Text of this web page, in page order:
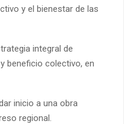
y el bienestar de las
integral de
beneficio colectivo, en
inicio a una obra
regional.